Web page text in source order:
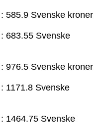
585.9 Svenske kroner
683.55 Svenske
976.5 Svenske kroner
1171.8 Svenske
1464.75 Svenske